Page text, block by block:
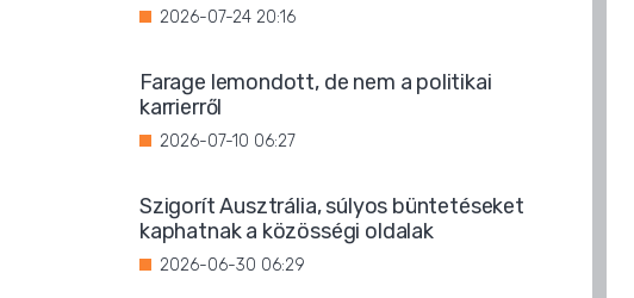
2026-07-24 20:16
Farage lemondott, de nem a politikai
karrierről
2026-07-10 06:27
Szigorít Ausztrália, súlyos büntetéseket
kaphatnak a közösségi oldalak
2026-06-30 06:29